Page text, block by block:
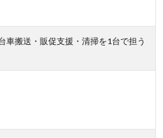
車搬送・販促支援・清掃を1台で担う